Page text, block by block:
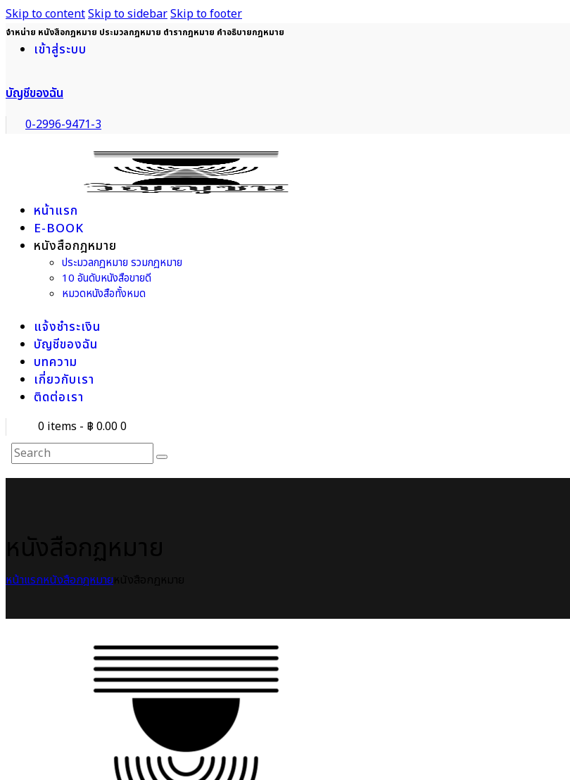
Skip to contentSkip to sidebarSkip to footer
จำหน่าย หนังสือกฎหมาย ประมวลกฎหมาย ตำรากฎหมาย คำอธิบายกฎหมาย
เข้าสู่ระบบ
บัญชีของฉัน
0-2996-9471-3
หน้าแรก
E-BOOK
หนังสือกฎหมาย
ประมวลกฎหมาย รวมกฎหมาย
10 อันดับหนังสือขายดี
หมวดหนังสือทั้งหมด
แจ้งชำระเงิน
บัญชีของฉัน
บทความ
เกี่ยวกับเรา
ติดต่อเรา
0 items - ฿ 0.000
หน้าแรกหนังสือกฎหมาย